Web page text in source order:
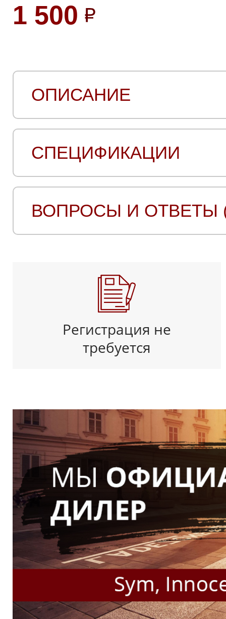
1 500
ОПИСАНИЕ
СПЕЦИФИКАЦИИ
ВОПРОСЫ И ОТВЕТЫ
Регистрация не
требуется